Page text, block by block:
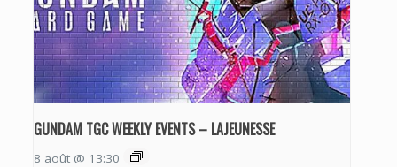
GUNDAM TGC WEEKLY EVENTS – LAJEUNESSE
8 août @ 13:30